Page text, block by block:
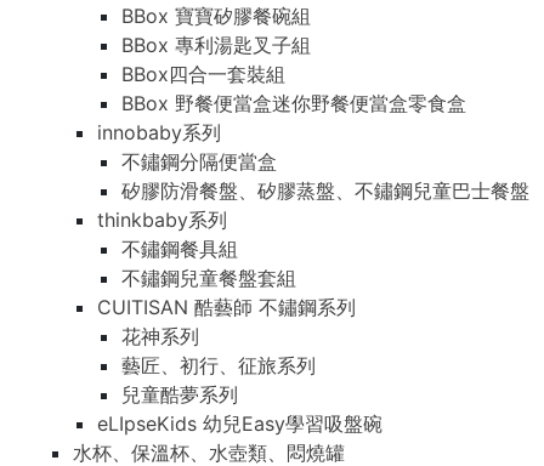
BBox 寶寶矽膠餐碗組
BBox 專利湯匙叉子組
BBox四合一套裝組
BBox 野餐便當盒迷你野餐便當盒零食盒
innobaby系列
不鏽鋼分隔便當盒
矽膠防滑餐盤、矽膠蒸盤、不鏽鋼兒童巴士餐盤
thinkbaby系列
不鏽鋼餐具組
不鏽鋼兒童餐盤套組
CUITISAN 酷藝師 不鏽鋼系列
花神系列
藝匠、初行、征旅系列
兒童酷夢系列
eLIpseKids 幼兒Easy學習吸盤碗
水杯、保溫杯、水壺類、悶燒罐